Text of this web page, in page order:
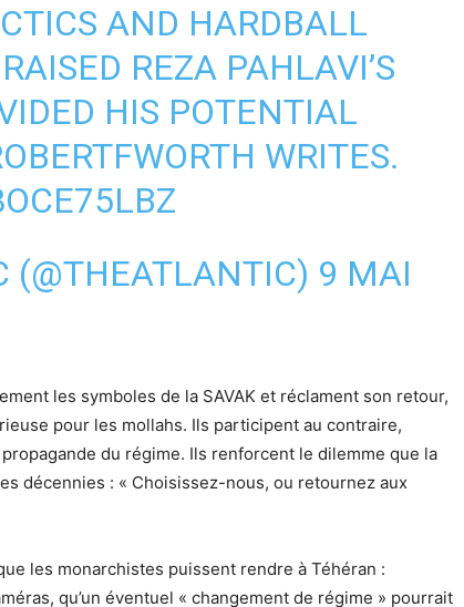
AND HARDBALL
REZA PAHLAVI’S
HIS POTENTIAL
WRITES.
(@THEATLANTIC) 9 MAI
les symboles de la SAVAK et réclament son retour,
pour les mollahs. Ils participent au contraire,
du régime. Ils renforcent le dilemme que la
décennies : « Choisissez-nous, ou retournez aux
les monarchistes puissent rendre à Téhéran :
qu’un éventuel « changement de régime » pourrait